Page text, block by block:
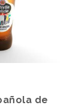
de